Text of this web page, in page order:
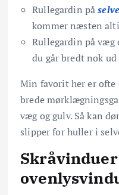
Rullegardin påselve
kommer næsten
Rullegardin på væg
du går bredt nok
Min favorit her er
brede
væg og gulv. Så kan
slipper for huller i
Skråvinduer